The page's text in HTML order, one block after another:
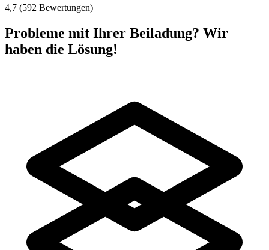
4,7 (592 Bewertungen)
Probleme mit Ihrer Beiladung? Wir
haben die Lösung!